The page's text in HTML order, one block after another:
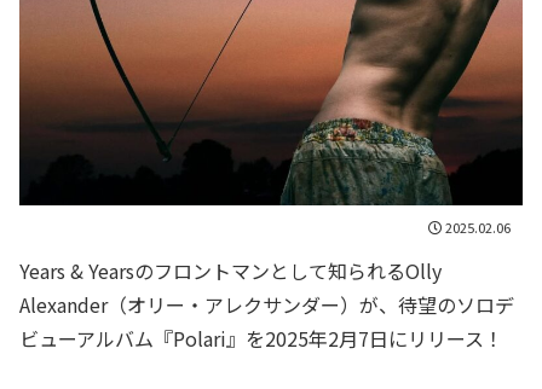
2025.02.06
Years & Yearsのフロントマンとして知られるOlly
Alexander（オリー・アレクサンダー）が、待望のソロデ
ビューアルバム『Polari』を2025年2月7日にリリース！